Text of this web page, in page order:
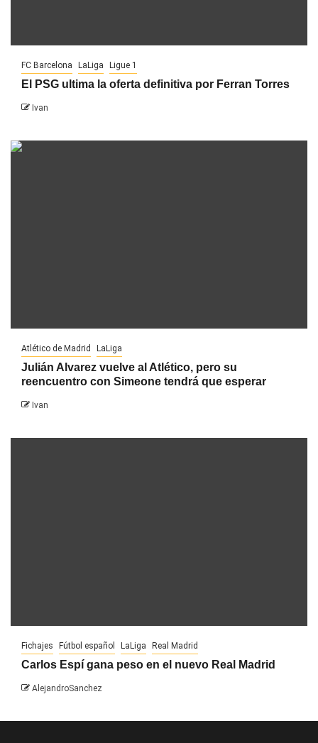
FC Barcelona LaLiga Ligue 1
El PSG ultima la oferta definitiva por Ferran Torres
Ivan
Atlético de Madrid LaLiga
Julián Alvarez vuelve al Atlético, pero su
reencuentro con Simeone tendrá que esperar
Ivan
Fichajes Fútbol español LaLiga Real Madrid
Carlos Espí gana peso en el nuevo Real Madrid
AlejandroSanchez